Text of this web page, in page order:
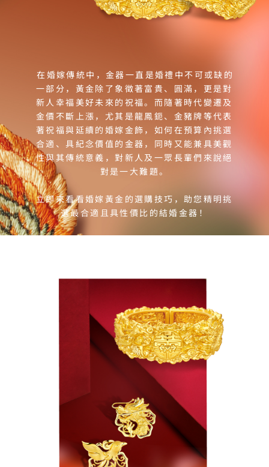
在婚嫁傳統中，金器一直是婚禮中不可或缺的
一部分，黃金除了象徵著富貴、圓滿，更是對
新人幸福美好未來的祝福。而隨著時代變遷及
金價不斷上漲，尤其是龍鳳鈪、金豬牌等代表
著祝福與延續的婚嫁金飾，如何在預算內挑選
合適、具紀念價值的金器，同時又能兼具美觀
性與其傳統意義，對新人及一眾長輩們來說絕
對是一大難題。
立即來看看婚嫁黃金的選購技巧，助您精明挑
選最合適且具性價比的結婚金器！